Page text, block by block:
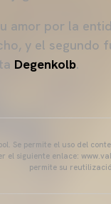
amor por la
y el
Degenkolb.
Se permite el uso del
el siguiente enlace:
permite su